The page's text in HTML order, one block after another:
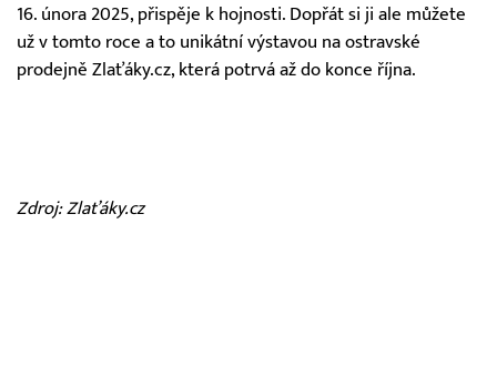
16. února 2025, přispěje k hojnosti. Dopřát si ji ale můžete
už v tomto roce a to unikátní výstavou na ostravské
prodejně Zlaťáky.cz, která potrvá až do konce října.
Zdroj: Zlaťáky.cz